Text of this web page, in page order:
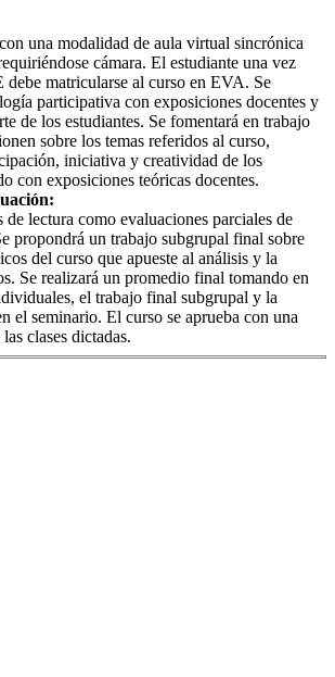
una modalidad de aula virtual sincrónica
cámara. El estudiante una vez
matricularse al curso en EVA. Se
participativa con exposiciones docentes y
de los estudiantes. Se fomentará en trabajo
sobre los temas referidos al curso,
iniciativa y creatividad de los
con exposiciones teóricas docentes.
de lectura como evaluaciones parciales de
propondrá un trabajo subgrupal final sobre
del curso que apueste al análisis y la
Se realizará un promedio final tomando en
el trabajo final subgrupal y la
el seminario. El curso se aprueba con una
clases dictadas.